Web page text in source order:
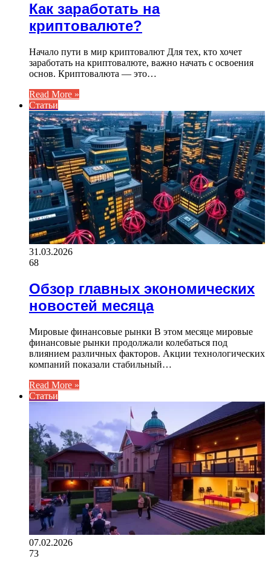
Как заработать на
криптовалюте?
Начало пути в мир криптовалют Для тех, кто хочет
заработать на криптовалюте, важно начать с освоения
основ. Криптовалюта — это…
Read More »
Статьи
31.03.2026
68
Обзор главных экономических
новостей месяца
Мировые финансовые рынки В этом месяце мировые
финансовые рынки продолжали колебаться под
влиянием различных факторов. Акции технологических
компаний показали стабильный…
Read More »
Статьи
07.02.2026
73